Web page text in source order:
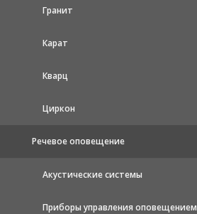
Гранит
Карат
Кварц
Циркон
Речевое оповещение
Акустические системы
Приборы управления оповещением